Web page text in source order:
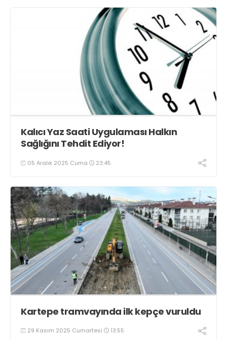
Kalıcı Yaz Saati Uygulaması Halkın
Sağlığını Tehdit Ediyor!
05 Aralık 2025 Cuma 23:45
Kartepe tramvayında ilk kepçe vuruldu
29 Kasım 2025 Cumartesi 13:55